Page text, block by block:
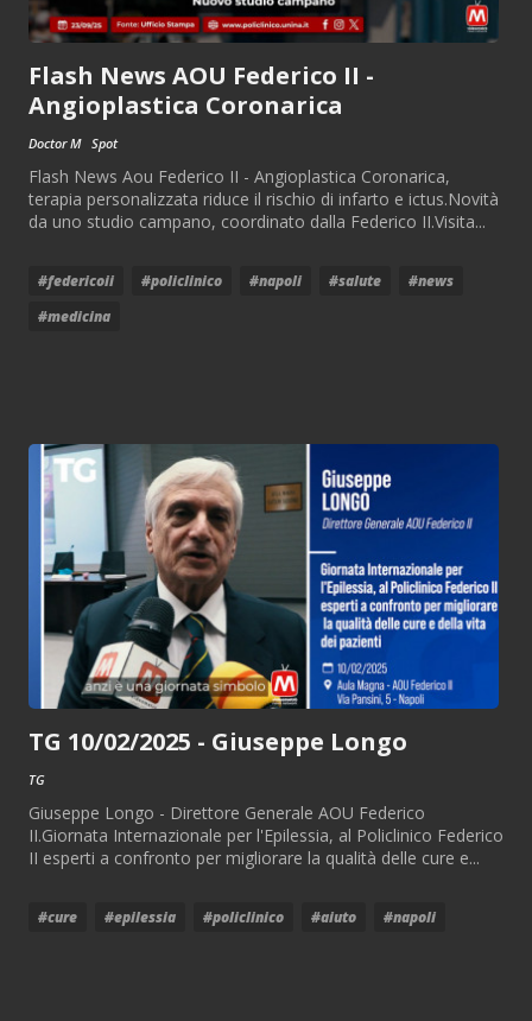
Flash News AOU Federico II -
Angioplastica Coronarica
Doctor M Spot
Flash News Aou Federico II - Angioplastica Coronarica,
terapia personalizzata riduce il rischio di infarto e ictus.Novità
da uno studio campano, coordinato dalla Federico II.Visita...
#federicoii #policlinico #napoli #salute
#news
#medicina
TG 10/02/2025 - Giuseppe Longo
TG
Giuseppe Longo - Direttore Generale AOU Federico
II.Giornata Internazionale per l'Epilessia, al Policlinico Federico
II esperti a confronto per migliorare la qualità delle cure e...
#cure #epilessia #policlinico #aiuto #napoli